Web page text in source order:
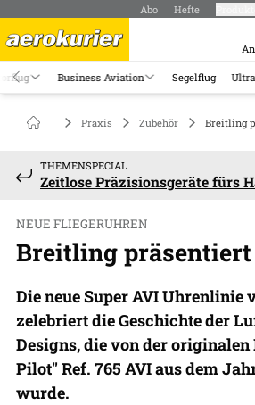
Abo Hefte
Business Aviation Segelflug
Praxis Zubehör Breitling
THEMENSPECIAL
Zeitlose Präzisionsgeräte fürs
NEUE FLIEGERUHREN
Breitling präsentiert
Die neue Super AVI Uhrenlinie
zelebriert die Geschichte der
Designs, die von der
Pilot" Ref. 765 AVI aus dem
wurde.